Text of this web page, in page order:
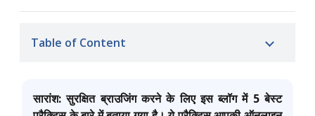
Table of Content
सारांश:सुरक्षित ब्राउजिंग करने के लिए इस ब्लॉग में 5 बेस्ट